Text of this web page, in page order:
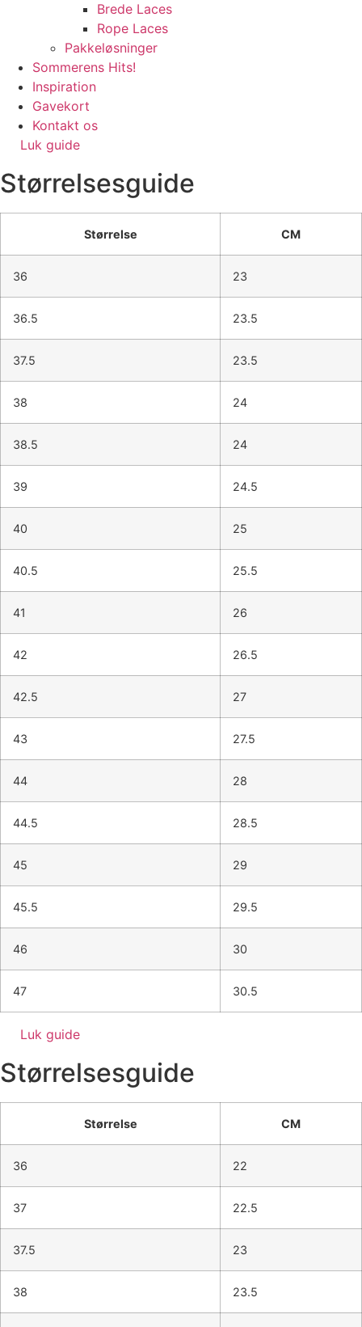
Brede Laces
Rope Laces
Pakkeløsninger
Sommerens Hits!
Inspiration
Gavekort
Kontakt os
Luk guide
Størrelsesguide
Størrelse CM
36 23
36.5 23.5
37.5 23.5
38 24
38.5 24
39 24.5
40 25
40.5 25.5
41 26
42 26.5
42.5 27
43 27.5
44 28
44.5 28.5
45 29
45.5 29.5
46 30
47 30.5
Luk guide
Størrelsesguide
Størrelse CM
36 22
37 22.5
37.5 23
38 23.5